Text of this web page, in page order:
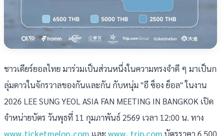
ชาวเดียร์ยอลไทย มาร่วมเป็นส่วนหนึ่งในความทรงจำดี ๆ มาเป็นก
ลุ่มดาวในจักรวาลของกันและกัน กับหนุ่ม "อี ซ็อง ย็อล" ในงาน
2026 LEE SUNG YEOL ASIA FAN MEETING IN BANGKOK เปิด
จำหน่ายบัตร วันพุธที่ 11 กุมภาพันธ์ 2569 เวลา 12:00 น. ทาง
www.ticketmelon.com และ www. trip.com บัตรราคา 6,500